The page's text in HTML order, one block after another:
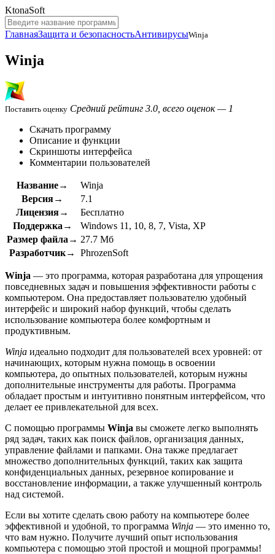
KtonaSoft
ГлавнаяЗащита и безопасностьАнтивирусыWinja
Winja
Поставить оценку Средний рейтинг 3.0, всего оценок — 1
Скачать программу
Описание и функции
Скриншоты интерфейса
Комментарии пользователей
Название→
Winja
Версия→
7.1
Лицензия→
Бесплатно
Поддержка→
Windows 11, 10, 8, 7, Vista, XP
Размер файла→ 27.7 Мб
Разработчик→
PhrozenSoft
Winja — это программа, которая разработана для упрощения
повседневных задач и повышения эффективности работы с
компьютером. Она предоставляет пользователю удобный
интерфейс и широкий набор функций, чтобы сделать
использование компьютера более комфортным и
продуктивным.
Winja идеально подходит для пользователей всех уровней: от
начинающих, которым нужна помощь в освоении
компьютера, до опытных пользователей, которым нужны
дополнительные инструменты для работы. Программа
обладает простым и интуитивно понятным интерфейсом, что
делает ее привлекательной для всех.
С помощью программы Winja вы сможете легко выполнять
ряд задач, таких как поиск файлов, организация данных,
управление файлами и папками. Она также предлагает
множество дополнительных функций, таких как защита
конфиденциальных данных, резервное копирование и
восстановление информации, а также улучшенный контроль
над системой.
Если вы хотите сделать свою работу на компьютере более
эффективной и удобной, то программа Winja — это именно то,
что вам нужно. Получите лучший опыт использования
компьютера с помощью этой простой и мощной программы!